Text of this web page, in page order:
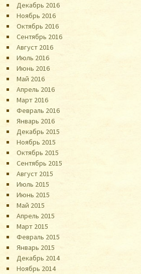
Декабрь 2016
Ноябрь 2016
Октябрь 2016
Сентябрь 2016
Август 2016
Июль 2016
Июнь 2016
Май 2016
Апрель 2016
Март 2016
Февраль 2016
Январь 2016
Декабрь 2015
Ноябрь 2015
Октябрь 2015
Сентябрь 2015
Август 2015
Июль 2015
Июнь 2015
Май 2015
Апрель 2015
Март 2015
Февраль 2015
Январь 2015
Декабрь 2014
Ноябрь 2014